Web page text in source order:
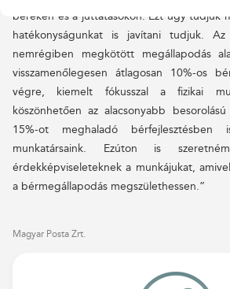
béreken és a juttatásokon. Ezt úgy tudjuk
hatékonyságunkat is javítani tudjuk. Az
nemrégiben megkötött megállapodás
visszamenőlegesen átlagosan 10%-os
végre, kiemelt fókusszal a fizikai
köszönhetően az alacsonyabb
15%-ot meghaladó bérfejlesztésben
munkatársaink. Ezúton is
érdekképviseleteknek a munkájukat,
a bérmegállapodás megszülethessen.”
Magyar Posta Zrt.